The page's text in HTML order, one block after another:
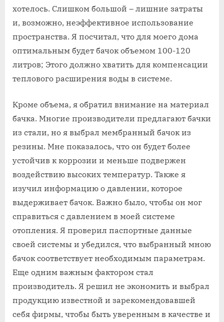
хотелось. Слишком большой – лишние затраты
и, возможно, неэффективное использование
пространства. Я посчитал, что для моего дома
оптимальным будет бачок объемом 100-120
литров; Этого должно хватить для компенсации
теплового расширения воды в системе.
Кроме объема, я обратил внимание на материал
бачка. Многие производители предлагают бачки
из стали, но я выбрал мембранный бачок из
резины. Мне показалось, что он будет более
устойчив к коррозии и меньше подвержен
воздействию высоких температур. Также я
изучил информацию о давлении, которое
выдерживает бачок. Важно было, чтобы он мог
справиться с давлением в моей системе
отопления. Я проверил паспортные данные
своей системы и убедился, что выбранный мною
бачок соответствует необходимым параметрам.
Еще одним важным фактором стал
производитель. Я решил не экономить и выбрал
продукцию известной и зарекомендовавшей
себя фирмы, чтобы быть уверенным в качестве и